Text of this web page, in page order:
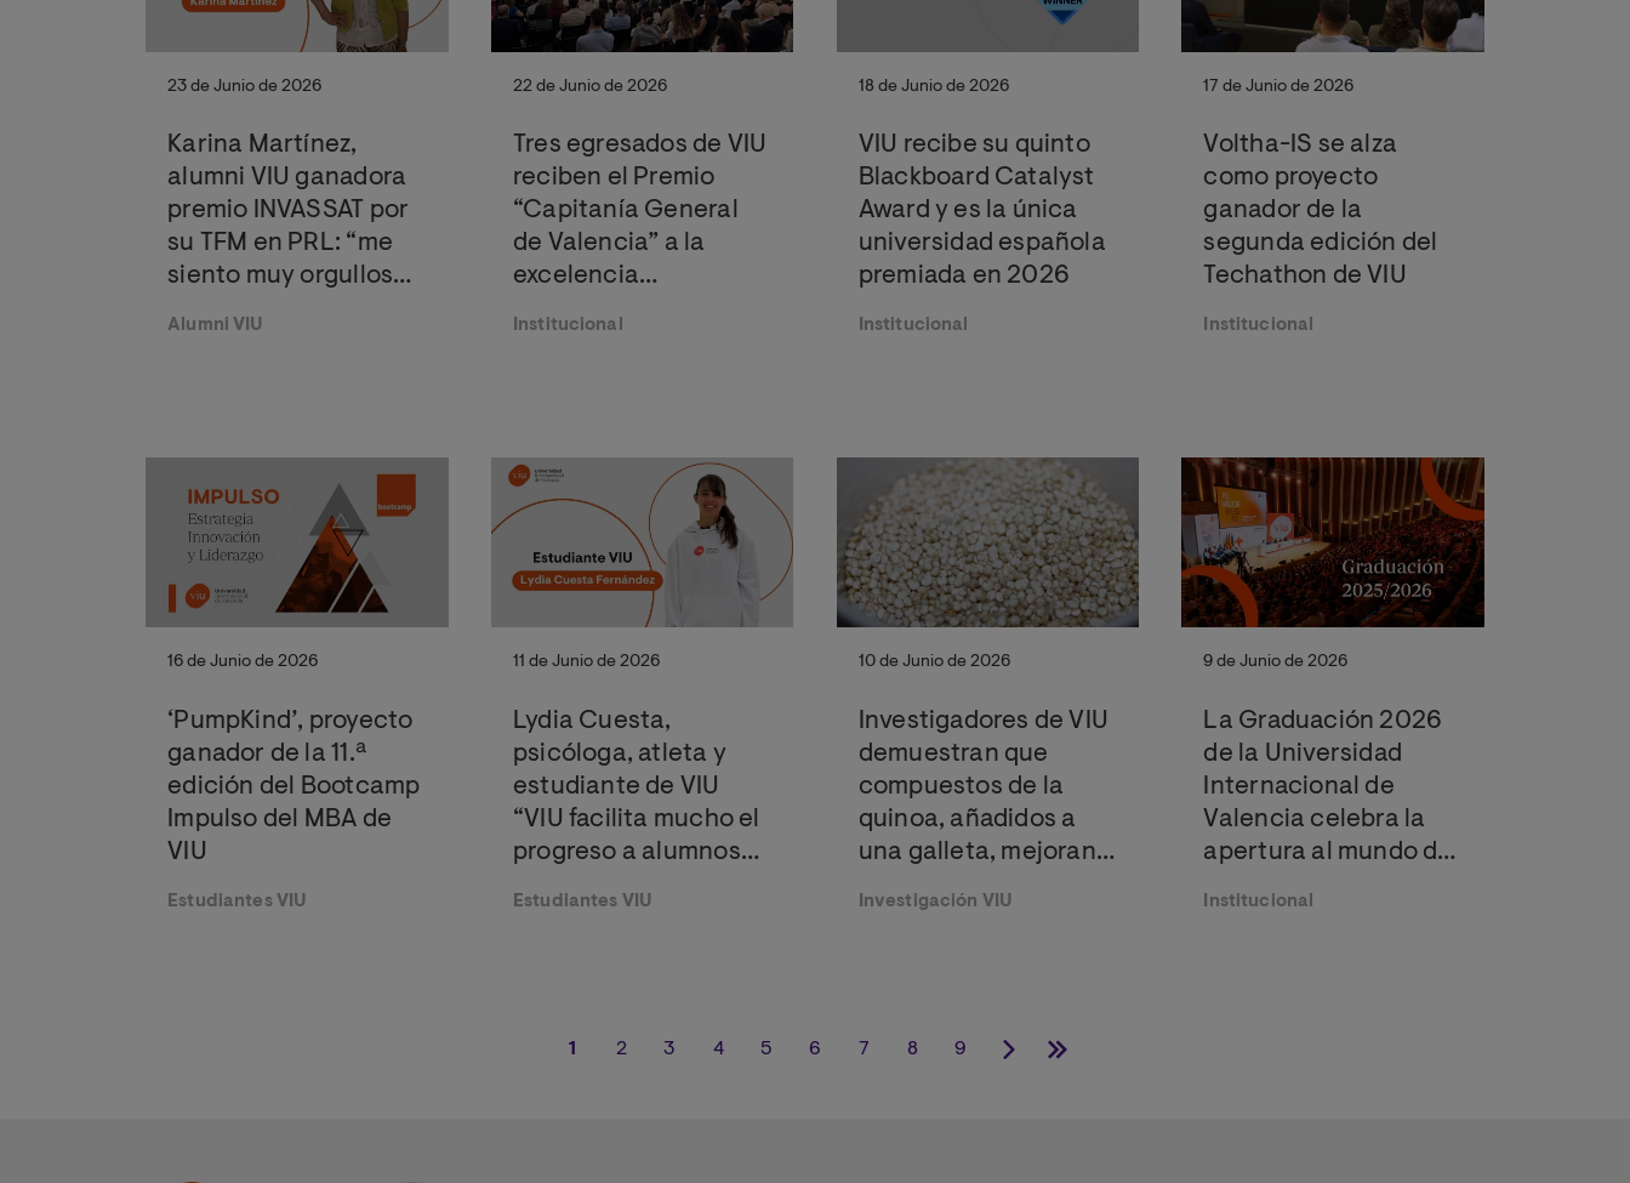
23 de Junio de 2026
Karina Martínez,
alumni VIU ganadora
premio INVASSAT por
su TFM en PRL: “me
siento muy orgullosa
Alumni VIU
22 de Junio de 2026
Tres egresados de VIU
reciben el Premio
“Capitanía General
de Valencia” a la
excelencia
Institucional
18 de Junio de 2026
VIU recibe su quinto
Blackboard Catalyst
Award y es la única
universidad española
premiada en 2026
Institucional
17 de Junio de 2026
Voltha-IS se alza
como proyecto
ganador de la
segunda edición del
Techathon de VIU
Institucional
16 de Junio de 2026
‘PumpKind’, proyecto
ganador de la 11.ª
edición del Bootcamp
Impulso del MBA de
VIU
Estudiantes VIU
11 de Junio de 2026
Lydia Cuesta,
psicóloga, atleta y
estudiante de VIU
“VIU facilita mucho el
progreso a alumnos
Estudiantes VIU
10 de Junio de 2026
Investigadores de VIU
demuestran que
compuestos de la
quinoa, añadidos a
una galleta, mejoran
inmunitaria
Investigación VIU
9 de Junio de 2026
La Graduación 2026
de la Universidad
Internacional de
Valencia celebra la
apertura al mundo de
Institucional
Página
1 Página
2 Página
3 Página
4 Página
5 Página
6 Página
7 Página
8 Página
9
SiguienteÚltima